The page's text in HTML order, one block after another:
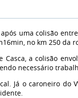
uma colisão
no km 250 da
a colisão
necessário
Já o caroneiro do